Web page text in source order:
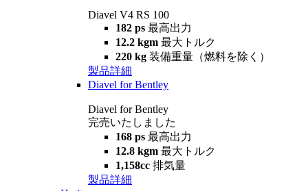
Diavel V4 RS 100
182 ps 最高出力
12.2 kgm 最大トルク
220 kg 装備重量（燃料を除く）
製品詳細
Diavel for Bentley
Diavel for Bentley
完売いたしました
168 ps 最高出力
12.8 kgm 最大トルク
1,158cc 排気量
製品詳細